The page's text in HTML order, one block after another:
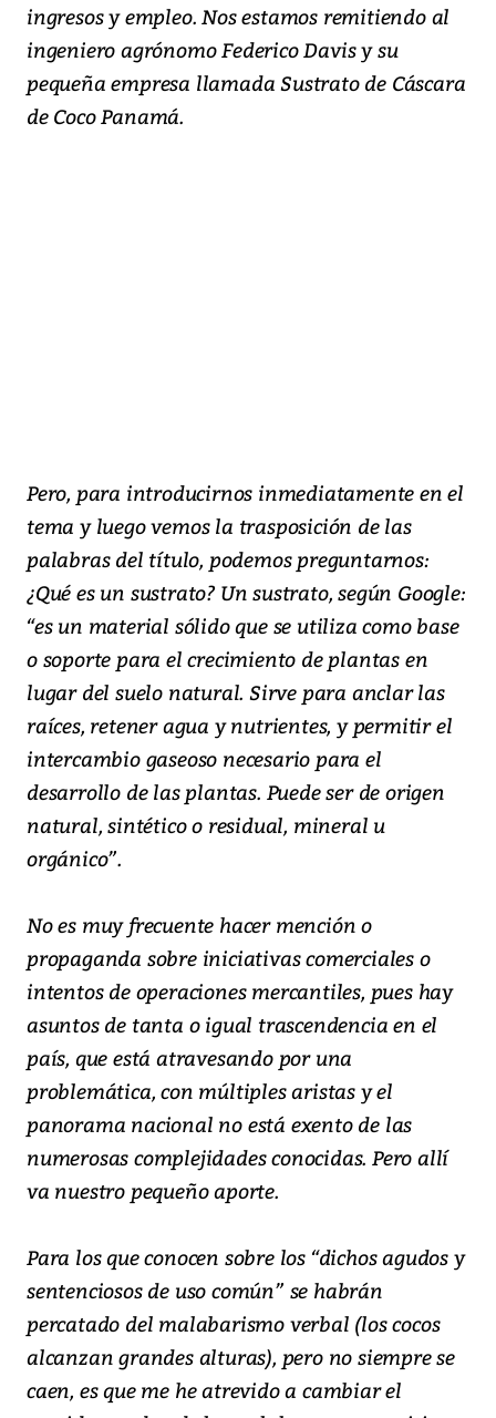
ingresos y empleo. Nos estamos remitiendo al
ingeniero agrónomo Federico Davis y su
pequeña empresa llamada Sustrato de Cáscara
de Coco Panamá.
Pero, para introducirnos inmediatamente en el
tema y luego vemos la trasposición de las
palabras del título, podemos preguntarnos:
¿Qué es un sustrato? Un sustrato, según Google:
“es un material sólido que se utiliza como base
o soporte para el crecimiento de plantas en
lugar del suelo natural. Sirve para anclar las
raíces, retener agua y nutrientes, y permitir el
intercambio gaseoso necesario para el
desarrollo de las plantas. Puede ser de origen
natural, sintético o residual, mineral u
orgánico”.
No es muy frecuente hacer mención o
propaganda sobre iniciativas comerciales o
intentos de operaciones mercantiles, pues hay
asuntos de tanta o igual trascendencia en el
país, que está atravesando por una
problemática, con múltiples aristas y el
panorama nacional no está exento de las
numerosas complejidades conocidas. Pero allí
va nuestro pequeño aporte.
Para los que conocen sobre los “dichos agudos y
sentenciosos de uso común” se habrán
percatado del malabarismo verbal (los cocos
alcanzan grandes alturas), pero no siempre se
caen, es que me he atrevido a cambiar el